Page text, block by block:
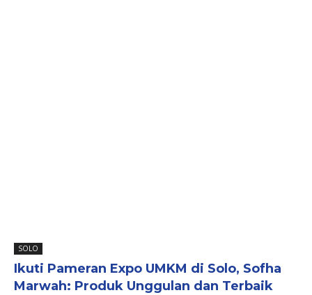
SOLO
Ikuti Pameran Expo UMKM di Solo, Sofha
Marwah: Produk Unggulan dan Terbaik